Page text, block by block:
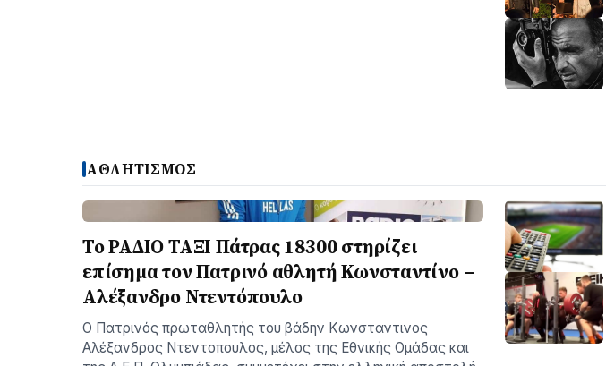
ΑΘΛΗΤΙΣΜΟΣ
Το ΡΑΔΙΟ ΤΑΞΙ Πάτρας 18300 στηρίζει
επίσημα τον Πατρινό αθλητή Κωνσταντίνο –
Αλέξανδρο Ντεντόπουλο
Ο Πατρινός πρωταθλητής του βάδην Κωνσταντινος
Αλέξανδρος Ντεντοπουλος, μέλος της Εθνικής Ομάδας και